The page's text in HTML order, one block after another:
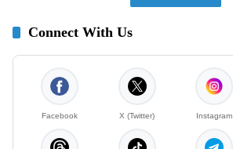
Connect With Us
Facebook X (Twitter) Instagram